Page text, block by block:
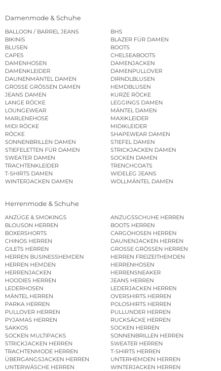
Damenmode & Schuhe
BALLOON / BARREL JEANS
BHS
BIKINIS
BLAZER FÜR DAMEN
BLUSEN
BOOTS
CAPES
CHELSEABOOTS
DAMENHOSEN
DAMENJACKEN
DAMENKLEIDER
DAMENPULLOVER
DAUNENMÄNTEL DAMEN
DIRNDLBLUSEN
GROSSE GRÖSSEN DAMEN
HEMDBLUSEN
JEANS DAMEN
KURZE RÖCKE
LANGE RÖCKE
LEGGINGS DAMEN
LOUNGEWEAR
MÄNTEL DAMEN
MARLENEHOSE
MAXIKLEIDER
MIDI RÖCKE
MIDIKLEIDER
RÖCKE
SHAPEWEAR DAMEN
SONNENBRILLEN DAMEN
STIEFEL DAMEN
STIEFELETTEN FÜR DAMEN
STRICKJACKEN DAMEN
SWEATER DAMEN
SOCKEN DAMEN
TRACHTENKLEIDER
TRENCHCOATS
T-SHIRTS DAMEN
WIDELEG JEANS
WINTERJACKEN DAMEN
WOLLMÄNTEL DAMEN
Herrenmode & Schuhe
ANZÜGE & SMOKINGS
ANZUGSSCHUHE HERREN
BLOUSON HERREN
BOOTS HERREN
BOXERSHORTS
CARGOHOSEN HERREN
CHINOS HERREN
DAUNENJACKEN HERREN
GILETS HERREN
GROSSE GRÖSSEN HERREN
HERREN BUSINESSHEMDEN
HERREN FREIZEITHEMDEN
HERREN HEMDEN
HERRENHOSEN
HERRENJACKEN
HERRENSNEAKER
HOODIES HERREN
JEANS HERREN
LEDERHOSEN
LEDERJACKEN HERREN
MÄNTEL HERREN
OVERSHIRTS HERREN
PARKA HERREN
POLOSHIRTS HERREN
PULLOVER HERREN
PULLUNDER HERREN
PYJAMAS HERREN
RUCKSÄCKE HERREN
SAKKOS
SOCKEN HERREN
SOCKEN MULTIPACKS
SONNENBRILLEN HERREN
STRICKJACKEN HERREN
SWEATER HERREN
TRACHTENMODE HERREN
T-SHIRTS HERREN
ÜBERGANGSJACKEN HERREN
UNTERHEMDEN HERREN
UNTERWÄSCHE HERREN
WINTERJACKEN HERREN